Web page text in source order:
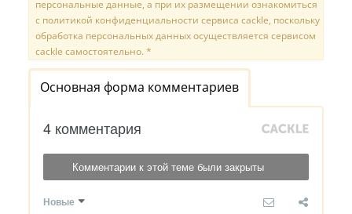
персональные данные, а при их размещении ознакомиться
с политикой конфиденциальности сервиса cackle, поскольку
обработка персональных данных осуществляется сервисом
cackle самостоятельно. *
Основная форма комментариев
4 комментария
Комментарии к этой теме были закрыты
Новые